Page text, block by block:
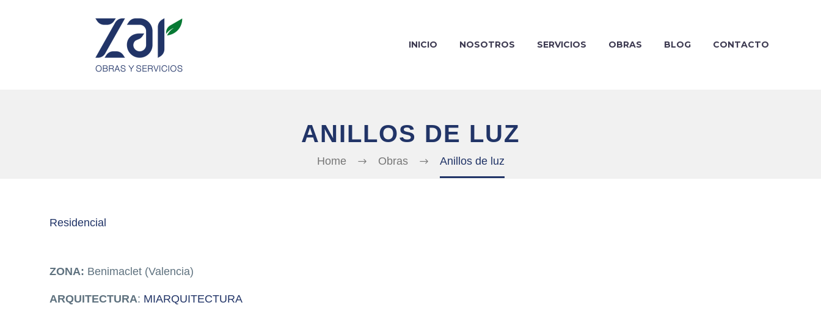
INICIO NOSOTROS SERVICIOS OBRAS BLOG CONTACTO
ANILLOS DE LUZ
Home Obras Anillos de luz
Residencial
ZONA: Benimaclet (Valencia)
ARQUITECTURA: MIARQUITECTURA